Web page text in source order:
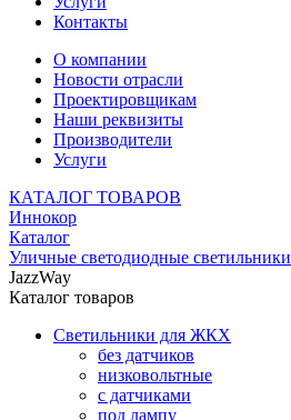
Контакты
О компании
Новости отрасли
Проектировщикам
Наши реквизиты
Производители
Услуги
КАТАЛОГ ТОВАРОВ
Иннокор
Каталог
Уличные светодиодные светильники
JazzWay
Каталог товаров
Светильники для ЖКХ
без датчиков
низковольтные
с датчиками
под лампу